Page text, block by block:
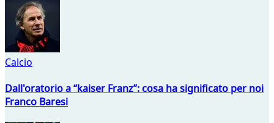
Calcio
Dall'oratorio a “kaiser Franz”: cosa ha significato per noi
Franco Baresi